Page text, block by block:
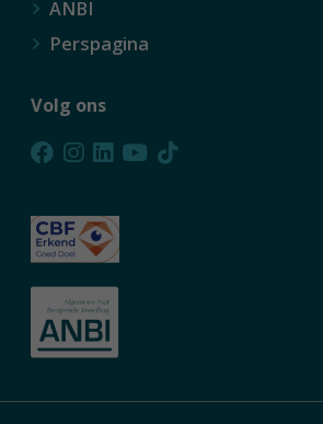
ANBI
Perspagina
Volg ons